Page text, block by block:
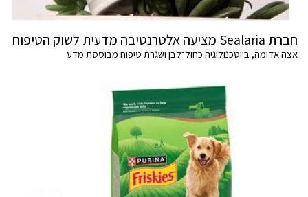
חברת Sealaria מציעה אלטרנטיבה מדעית לשוק הטיפוח
אצה אדומה, ביוטכנולוגיה כחול־לבן ושגרת טיפוח מבוססת מדע